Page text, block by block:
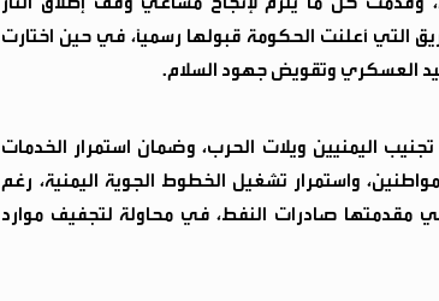
التي أعلنت الحكومة قبولها رسمياً، في حين اختارت
العسكري وتقويض جهود السلام.
اليمنيين ويلات الحرب، وضمان استمرار الخدمات
واستمرار تشغيل الخطوط الجوية اليمنية، رغم
مقدمتها صادرات النفط، في محاولة لتجفيف موارد